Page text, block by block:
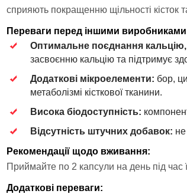
сприяють покращенню щільності кісток
Переваги перед іншими
Оптимальне поєднання кальцію,
засвоєнню кальцію та підтримує
Додаткові мікроелементи: бор,
метаболізмі кісткової тканини.
Висока біодоступність:
Відсутність штучних добавок:
Рекомендації щодо вживання:
Приймайте по 2 капсули на день під час
Додаткові переваги: